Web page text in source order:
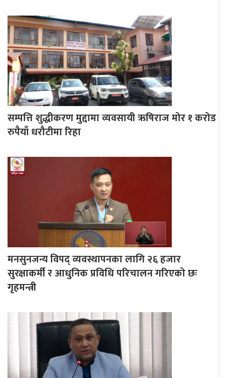
सम्पत्ति शुद्धीकरण मुद्दामा व्यवसायी ऋषिराज मोर १ करोड
रुपैयाँ धरौटीमा रिहा
मनसुनजन्य विपद् व्यवस्थापनका लागि २६ हजार
सुरक्षाकर्मी र आधुनिक प्रविधि परिचालन गरिएको छः
गृहमन्त्री